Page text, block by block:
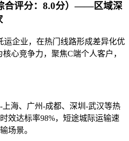
合评分：8.0分）——区域深
运企业，在热门线路形成差异化优
心竞争力，聚焦C端个人客户，
上海、广州-成都、深圳-武汉等热
效达标率98%，短途城际运输速
场景。